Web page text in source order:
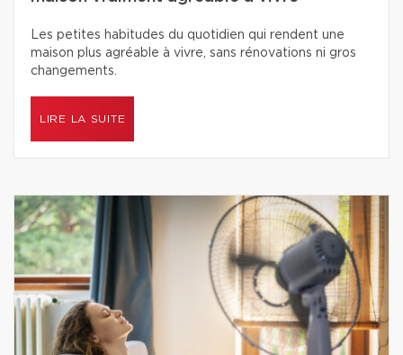
Les petites habitudes du quotidien qui rendent une
maison plus agréable à vivre, sans rénovations ni gros
changements.
LIRE LA SUITE